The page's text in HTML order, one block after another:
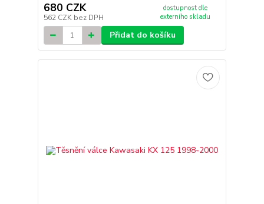
680 CZK
562 CZK bez DPH
dostupnost dle
externího skladu
Přidat do košíku